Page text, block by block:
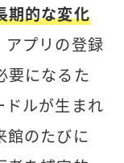
期的な変化
アプリの登録
要になるた
ドルが生まれ
館のたびに